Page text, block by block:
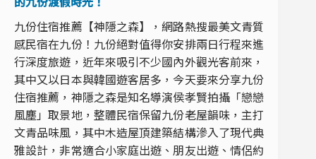
九份住宿推薦【神隱之森】，網路熱搜最美文青質
感民宿在九份！九份絕對值得你安排兩日行程來進
行深度旅遊，近年來吸引不少國內外觀光客前來，
其中又以日本與韓國遊客居多，今天要來分享九份
住宿推薦，神隱之森是知名導演侯孝賢拍攝「戀戀
風塵」取景地，整體民宿保留九份老屋韻味，主打
文青品味風，其中木造屋頂建築結構滲入了現代典
雅設計，非常適合小家庭出遊、朋友出遊、情侶約